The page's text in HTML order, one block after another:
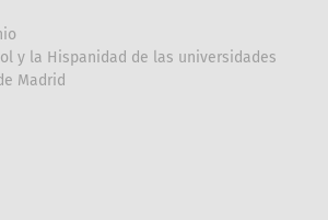
y la Hispanidad de las universidades
Madrid